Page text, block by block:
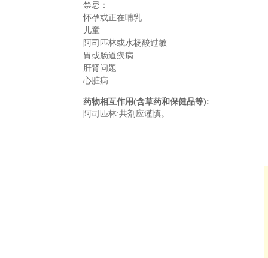
禁忌：
怀孕或正在哺乳
儿童
阿司匹林或水杨酸过敏
胃或肠道疾病
肝肾问题
心脏病
药物相互作用(含草药和保健品等):
阿司匹林:共剂应谨慎。